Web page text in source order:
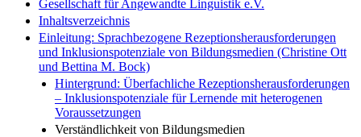
Gesellschaft für Angewandte Linguistik e.V.
Inhaltsverzeichnis
Einleitung: Sprachbezogene Rezeptionsherausforderungen
und Inklusionspotenziale von Bildungsmedien (Christine Ott
und Bettina M. Bock)
Hintergrund: Überfachliche Rezeptionsherausforderungen
– Inklusionspotenziale für Lernende mit heterogenen
Voraussetzungen
Verständlichkeit von Bildungsmedien